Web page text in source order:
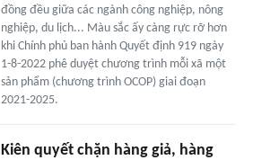
đồng đều giữa các ngành công nghiệp, nông
nghiệp, du lịch... Màu sắc ấy càng rực rỡ hơn
khi Chính phủ ban hành Quyết định 919 ngày
1-8-2022 phê duyệt chương trình mỗi xã một
sản phẩm (chương trình OCOP) giai đoạn
2021-2025.
Kiên quyết chặn hàng giả, hàng